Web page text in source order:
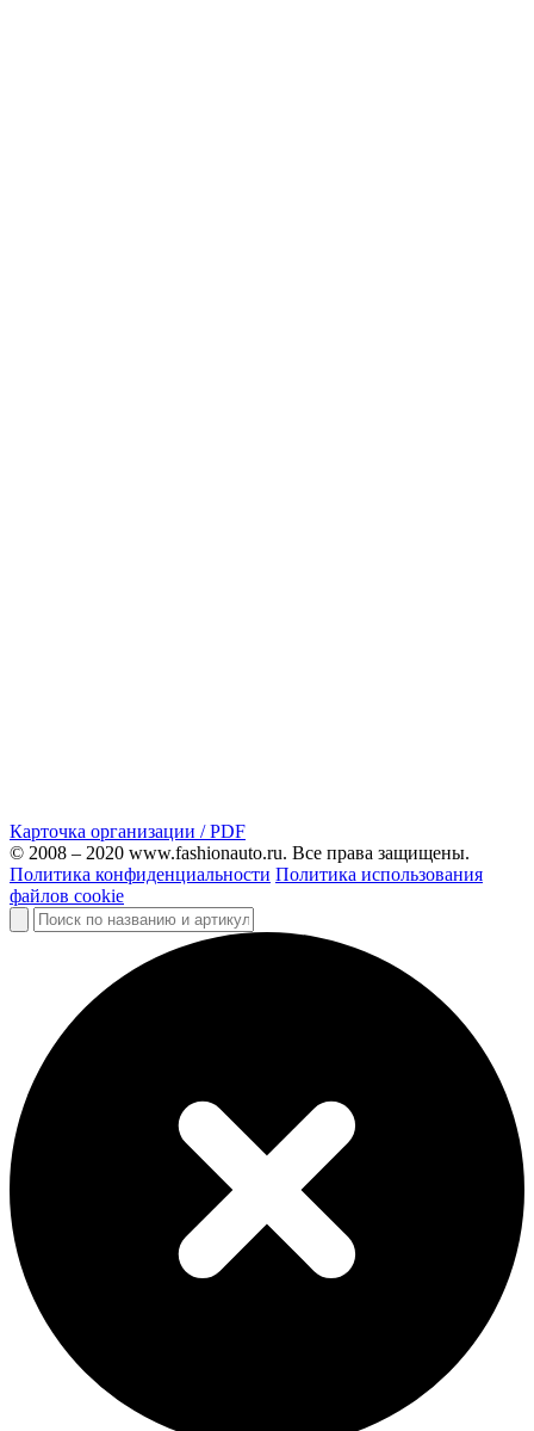
Карточка организации / PDF
© 2008 – 2020 www.fashionauto.ru. Все права защищены.
Политика конфиденциальности Политика использования
файлов cookie